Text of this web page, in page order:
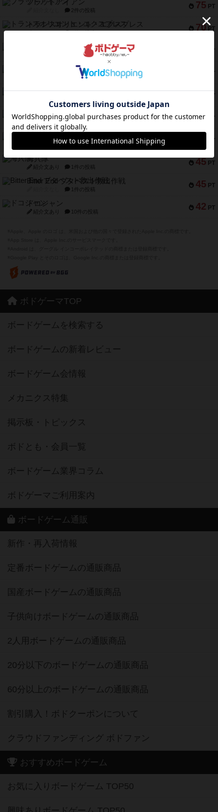
75 PT
フラットアイアン
2件の投稿
70 PT
トランスオリエント・エクスプレス
紹介文なし 1件の投稿
PT
アンブッシュ！：ムーブアウト！
1件の投稿
PT
キャプテン・フリップ：イスラ・ボンバ
2件の投稿
46 PT
ガルフストライク
45 PT
エコーズ・オブ・タイム
紹介文なし 8件の投稿
PT
紹介文あり 12件の投稿
45 PT
海兵隊
紹介文あり 1件の投稿
45 PT
Bitter End ブタペスト救出作戦
1件の投稿
42 PT
ドコジャン
紹介文あり 10件の投稿
ボドゲーマTOP
ボードゲームを検索する
ボードゲームの新着レビュー
ボードゲーム会情報
メカニクス特集
掲示板・トピックス
ボドとも・会員一覧
ボードゲーム業界コラム
ボドゲーマご利用案内
ボードゲーム通販
新作・再入荷情報
定番ボードゲームの通販商品
国産ボードゲームの通販商品
子供向けボードゲームの通販商品
2人用ボードゲームの通販商品
20分以下のボードゲームの通販商品
60分以上のボードゲームの通販商品
割引購入！ボドクーポンについて
クラウドファンディング ボドファン
おすすめボードゲーム
お気に入りボードゲーム TOP50